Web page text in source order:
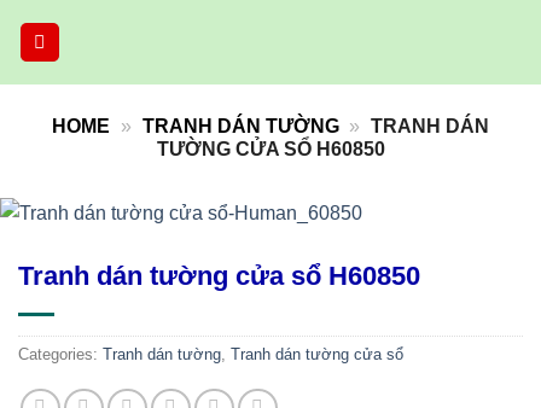
HOME » TRANH DÁN TƯỜNG » TRANH DÁN
TƯỜNG CỬA SỔ H60850
Tranh dán tường cửa sổ H60850
Categories: Tranh dán tường, Tranh dán tường cửa sổ